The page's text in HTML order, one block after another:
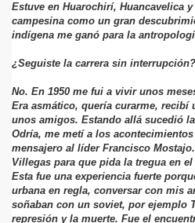
Estuve en Huarochirí, Huancavelica
campesina como un gran
indígena me ganó para la
¿Seguiste la carrera sin interrupción?
No. En 1950 me fui a vivir unos
Era asmático, quería curarme,
unos amigos. Estando allá sucedió
Odría, me metí a los
mensajero al líder Francisco
Villegas para que pida la tregua en
Esta fue una experiencia fuerte
urbana en regla, conversar con mis
soñaban con un soviet, por ejemplo
represión y la muerte. Fue el